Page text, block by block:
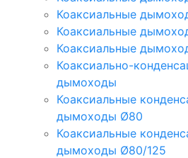
Коаксиальные
Коаксиальные
Коаксиальные
Коаксиально-
дымоходы
Коаксиальные
дымоходы Ø80
Коаксиальные
дымоходы Ø80/125